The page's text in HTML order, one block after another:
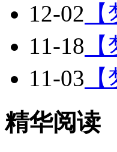
12-02
11-18
11-03
精华阅读